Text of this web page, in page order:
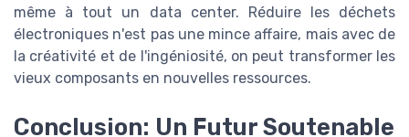
même à tout un data center. Réduire les déchets
électroniques n'est pas une mince affaire, mais avec de
la créativité et de l'ingéniosité, on peut transformer les
vieux composants en nouvelles ressources.
Conclusion: Un Futur Soutenable